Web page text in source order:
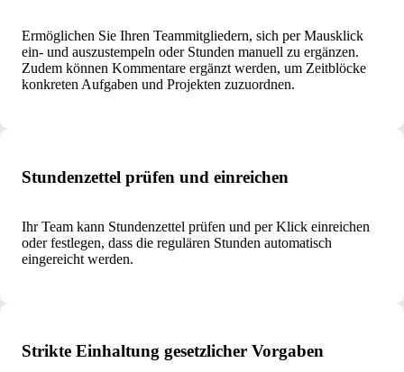
Ermöglichen Sie Ihren Teammitgliedern, sich per Mausklick
ein- und auszustempeln oder Stunden manuell zu ergänzen.
Zudem können Kommentare ergänzt werden, um Zeitblöcke
konkreten Aufgaben und Projekten zuzuordnen.
Stundenzettel prüfen und einreichen
Ihr Team kann Stundenzettel prüfen und per Klick einreichen
oder festlegen, dass die regulären Stunden automatisch
eingereicht werden.
Strikte Einhaltung gesetzlicher Vorgaben